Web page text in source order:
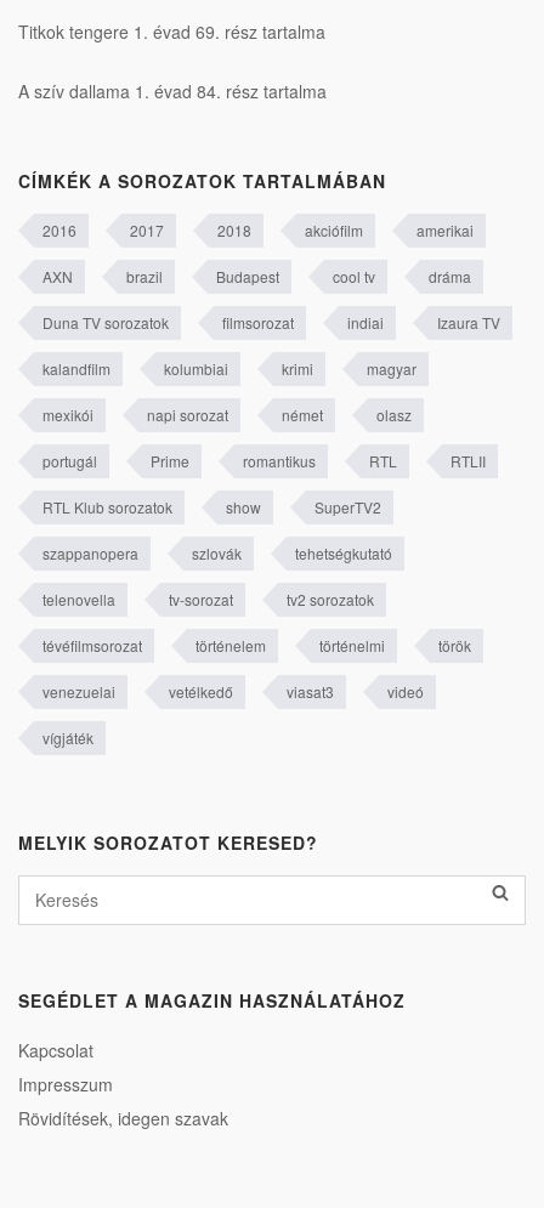
Titkok tengere 1. évad 69. rész tartalma
A szív dallama 1. évad 84. rész tartalma
CÍMKÉK A SOROZATOK TARTALMÁBAN
2016 2017 2018 akciófilm amerikai
AXN brazil Budapest cool tv dráma
Duna TV sorozatok filmsorozat indiai Izaura TV
kalandfilm kolumbiai krimi magyar
mexikói napi sorozat német olasz
portugál Prime romantikus RTL RTLII
RTL Klub sorozatok show SuperTV2
szappanopera szlovák tehetségkutató
telenovella tv-sorozat tv2 sorozatok
tévéfilmsorozat történelem történelmi török
venezuelai vetélkedő viasat3 videó
vígjáték
MELYIK SOROZATOT KERESED?
SEGÉDLET A MAGAZIN HASZNÁLATÁHOZ
Kapcsolat
Impresszum
Rövidítések, idegen szavak